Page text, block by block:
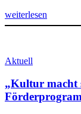
weiterlesen
Aktuell
„Kultur macht